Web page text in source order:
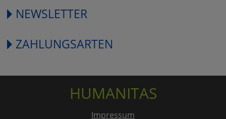
NEWSLETTER
ZAHLUNGSARTEN
HUMANITAS
Impressum